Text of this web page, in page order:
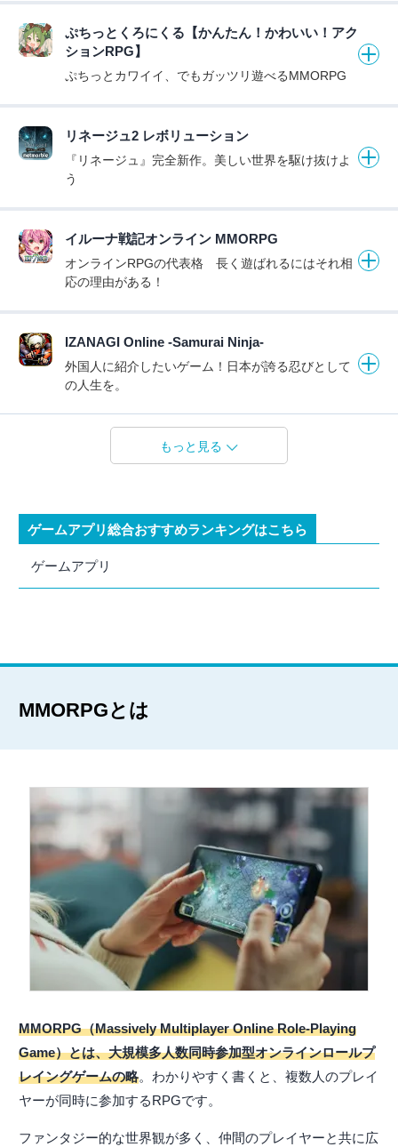
ぷちっとくろにくる【かんたん！かわいい！アク
ションRPG】
ぷちっとカワイイ、でもガッツリ遊べるMMORPG
リネージュ2 レボリューション
『リネージュ』完全新作。美しい世界を駆け抜けよ
う
イルーナ戦記オンライン MMORPG
オンラインRPGの代表格 長く遊ばれるにはそれ相
応の理由がある！
IZANAGI Online -Samurai Ninja-
外国人に紹介したいゲーム！日本が誇る忍びとして
の人生を。
もっと見る
ゲームアプリ総合おすすめランキングはこちら
ゲームアプリ
MMORPGとは
MMORPG（Massively Multiplayer Online Role-Playing
Game）とは、大規模多人数同時参加型オンラインロールプ
レイングゲームの略。わかりやすく書くと、複数人のプレイ
ヤーが同時に参加するRPGです。
ファンタジー的な世界観が多く、仲間のプレイヤーと共に広